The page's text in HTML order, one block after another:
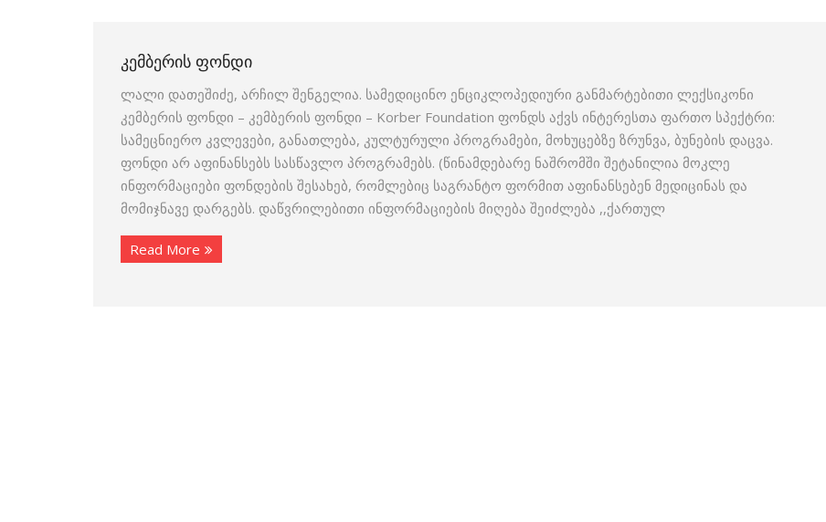
ᲙᲔᲛᲑᲔᲠᲘᲡ ᲤᲝᲜᲓᲘ
ლალი დათეშიძე, არჩილ შენგელია. სამედიცინო ენციკლოპედიური განმარტებითი ლექსიკონი
კემბერის ფონდი – კემბერის ფონდი – Korber Foundation ფონდს აქვს ინტერესთა ფართო სპექტრი:
სამეცნიერო კვლევები, განათლება, კულტურული პროგრამები, მოხუცებზე ზრუნვა, ბუნების დაცვა.
ფონდი არ აფინანსებს სასწავლო პროგრამებს. (წინამდებარე ნაშრომში შეტანილია მოკლე
ინფორმაციები ფონდების შესახებ, რომლებიც საგრანტო ფორმით აფინანსებენ მედიცინას და
მომიჯნავე დარგებს. დაწვრილებითი ინფორმაციების მიღება შეიძლება ,,ქართულ
Read More